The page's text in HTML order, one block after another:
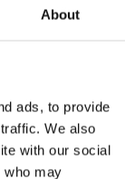
About
ads, to provide
We also
with our social
who may